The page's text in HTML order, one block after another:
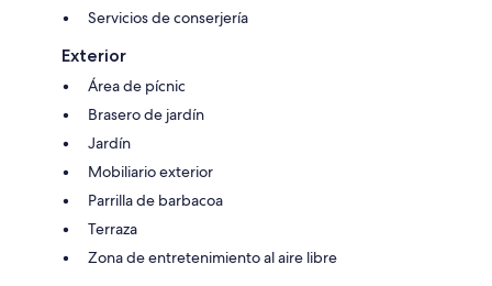
Servicios de conserjería
Exterior
Área de pícnic
Brasero de jardín
Jardín
Mobiliario exterior
Parrilla de barbacoa
Terraza
Zona de entretenimiento al aire libre